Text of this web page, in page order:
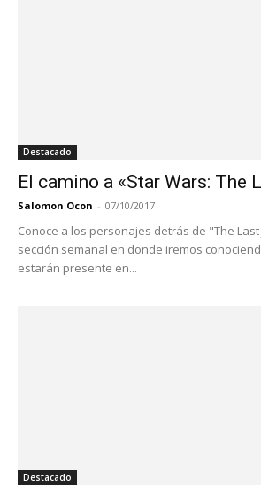
Destacado
El camino a «Star Wars: The
Salomon Ocon - 07/10/2017
Conoce a los personajes detrás de "The
sección semanal en donde iremos
estarán presente en...
Destacado